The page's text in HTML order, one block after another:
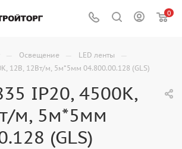
0
— Освещение — LED ленты —
12В, 12Вт/м, 5м*5мм 04.800.00.128 (GLS)
IP20, 4500K,
м, 5м*5мм
(GLS)